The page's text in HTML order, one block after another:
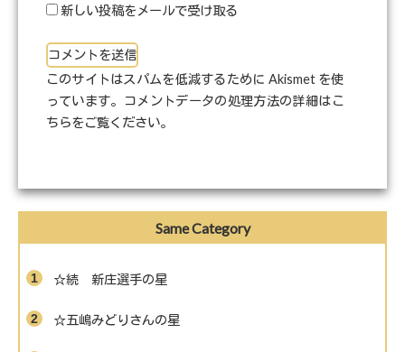
新しい投稿をメールで受け取る
このサイトはスパムを低減するために Akismet を使
っています。
コメントデータの処理方法の詳細はこ
ちらをご覧ください。
Same Category
☆続 新庄選手の星
☆五嶋みどりさんの星